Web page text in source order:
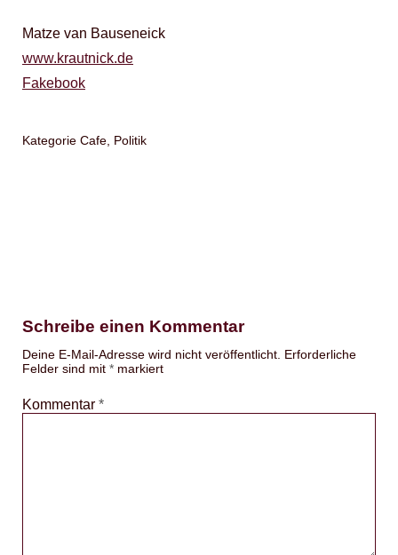
Matze van Bauseneick
www.krautnick.de
Fakebook
Kategorie Cafe Politik
Schreibe einen Kommentar
Deine E-Mail-Adresse wird nicht veröffentlicht. Erforderliche
Felder sind mit * markiert
Kommentar *